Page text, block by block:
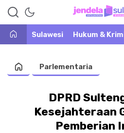
Jendela
Warta Peristiwa di
Sulawesi
Hukum &
Parlementaria
DPRD
Kesejahteraan
Pemberian